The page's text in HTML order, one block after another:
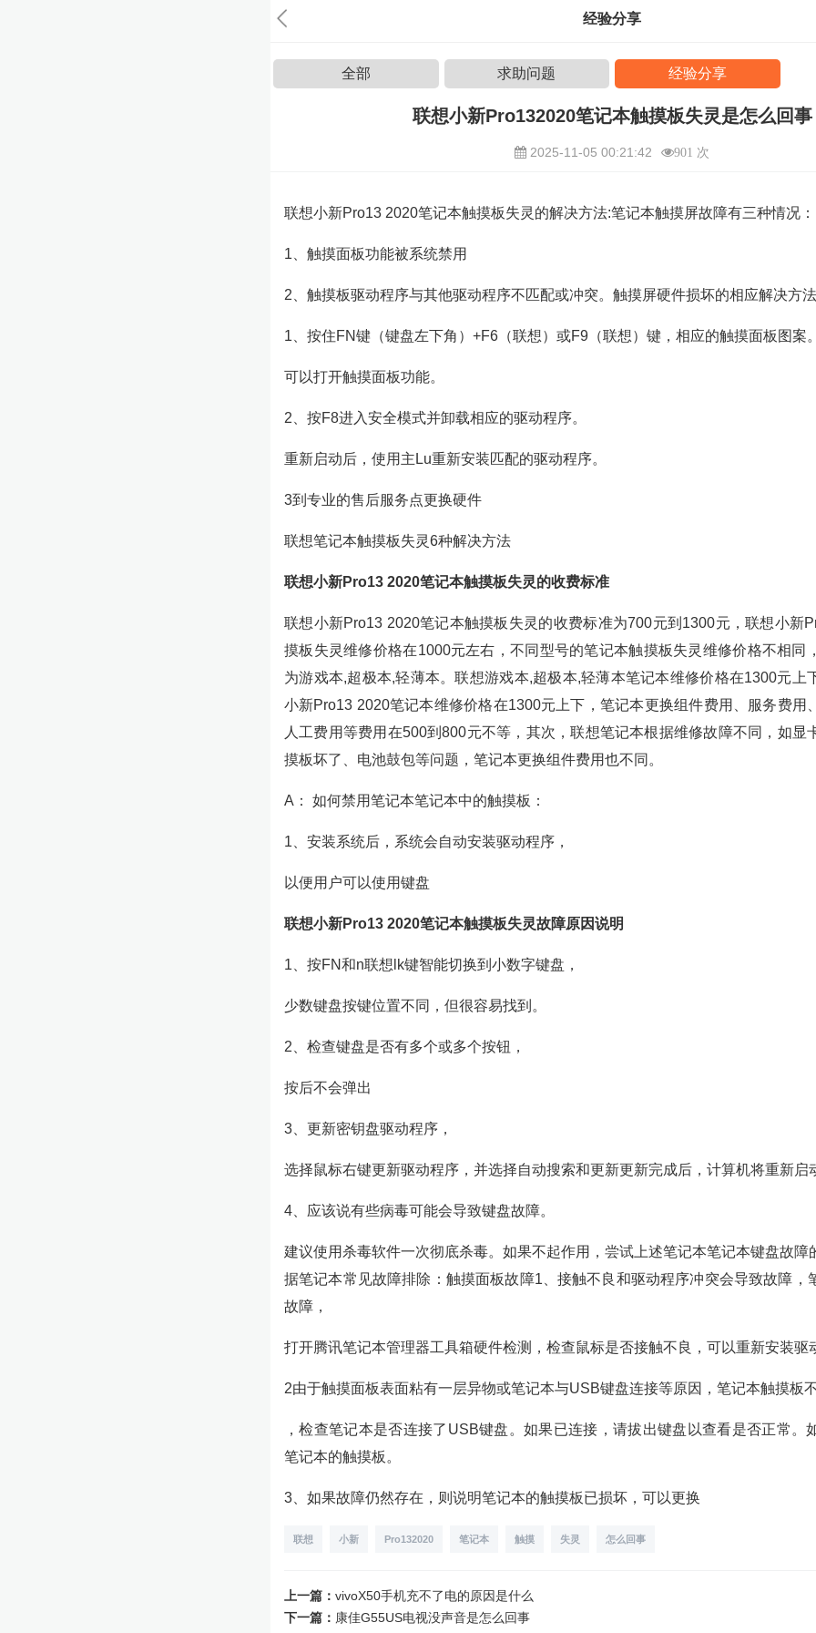
经验分享
全部 求助问题 经验分享
联想小新Pro132020笔记本触摸板失灵是怎么回事
2025-11-05 00:21:42 901 次
联想小新Pro13 2020笔记本触摸板失灵的解决方法:笔记本触摸屏故障有三种情况：
1、触摸面板功能被系统禁用
2、触摸板驱动程序与其他驱动程序不匹配或冲突。触摸屏硬件损坏的相应解决方
1、按住FN键（键盘左下角）+F6（联想）或F9（联想）键，相应的触摸面板图案
可以打开触摸面板功能。
2、按F8进入安全模式并卸载相应的驱动程序。
重新启动后，使用主Lu重新安装匹配的驱动程序。
3到专业的售后服务点更换硬件
联想笔记本触摸板失灵6种解决方法
联想小新Pro13 2020笔记本触摸板失灵的收费标准
联想小新Pro13 2020笔记本触摸板失灵的收费标准为700元到1300元，联想小新
摸板失灵维修价格在1000元左右，不同型号的笔记本触摸板失灵维修价格不相同
为游戏本,超极本,轻薄本。联想游戏本,超极本,轻薄本笔记本维修价格在1300元上
小新Pro13 2020笔记本维修价格在1300元上下，笔记本更换组件费用、服务费用
人工费用等费用在500到800元不等，其次，联想笔记本根据维修故障不同，如显
摸板坏了、电池鼓包等问题，笔记本更换组件费用也不同。
A： 如何禁用笔记本笔记本中的触摸板：
1、安装系统后，系统会自动安装驱动程序，
以便用户可以使用键盘
联想小新Pro13 2020笔记本触摸板失灵故障原因说明
1、按FN和n联想lk键智能切换到小数字键盘，
少数键盘按键位置不同，但很容易找到。
2、检查键盘是否有多个或多个按钮，
按后不会弹出
3、更新密钥盘驱动程序，
选择鼠标右键更新驱动程序，并选择自动搜索和更新更新完成后，计算机将重新启
4、应该说有些病毒可能会导致键盘故障。
建议使用杀毒软件一次彻底杀毒。如果不起作用，尝试上述笔记本笔记本键盘故障
据笔记本常见故障排除：触摸面板故障1、接触不良和驱动程序冲突会导致故障，
故障，
打开腾讯笔记本管理器工具箱硬件检测，检查鼠标是否接触不良，可以重新安装驱
2由于触摸面板表面粘有一层异物或笔记本与USB键盘连接等原因，笔记本触摸板
，检查笔记本是否连接了USB键盘。如果已连接，请拔出键盘以查看是否正常。
笔记本的触摸板。
3、如果故障仍然存在，则说明笔记本的触摸板已损坏，可以更换
联想 小新 Pro132020 笔记本 触摸 失灵 怎么回事
上一篇： vivoX50手机充不了电的原因是什么
下一篇： 康佳G55US电视没声音是怎么回事